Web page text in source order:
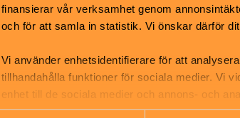
finansierar vår verksamhet genom
och för att samla in statistik. Vi önskar därför
Vi använder enhetsidentifierare för att
tillhandahålla funktioner för sociala medier. Vi
enhet till de sociala medier och annons- och
informationen med annan information som du
När
Alltid öppet
Okej med matsäck
Hiss och ramper
Kafé